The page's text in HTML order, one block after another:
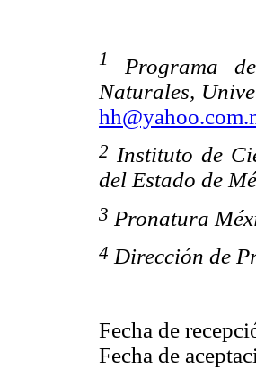
1
Programa
Naturales,
2 Instituto de
del Estado de
3 Pronatura
4 Dirección de
Fecha de
Fecha de